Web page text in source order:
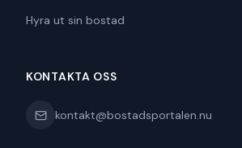
Hyra ut sin bostad
KONTAKTA OSS
kontakt@bostadsportalen.nu